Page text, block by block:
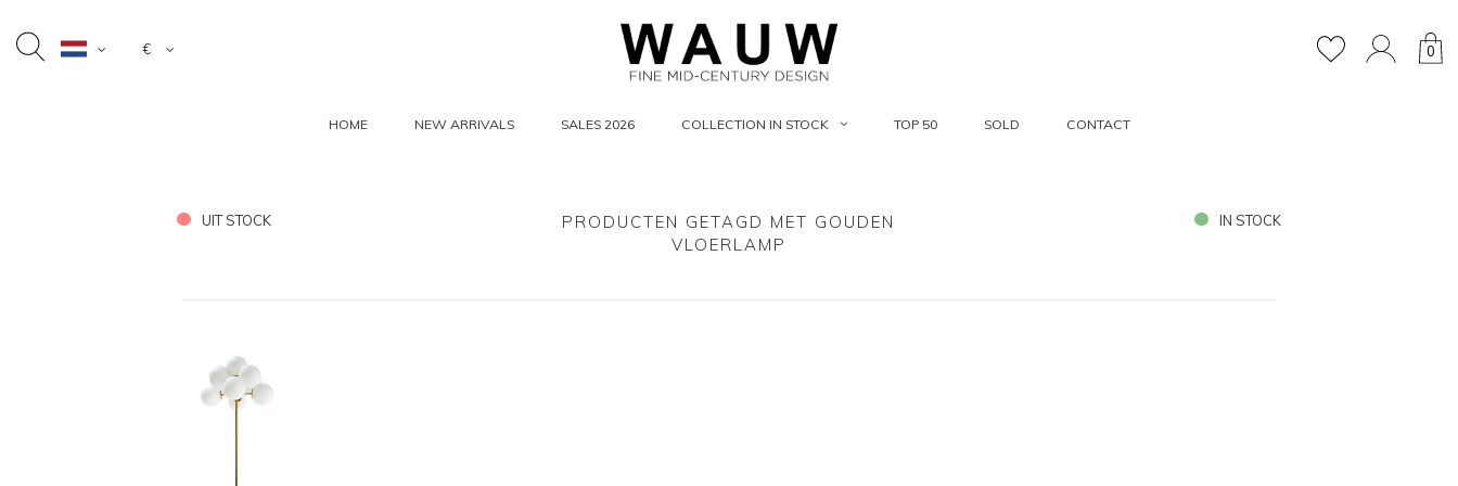
€ 0
HOME NEW ARRIVALS SALES 2026 COLLECTION IN STOCK TOP 50 SOLD CONTACT
UIT STOCK
PRODUCTEN GETAGD MET GOUDEN
VLOERLAMP
IN STOCK